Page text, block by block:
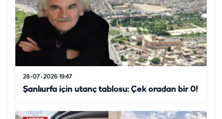
28-07-2026 19:47
Şanlıurfa için utanç tablosu: Çek oradan bir 0!